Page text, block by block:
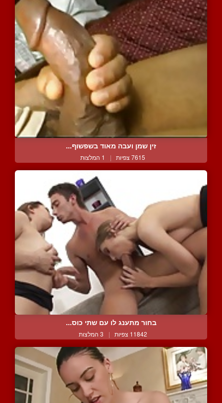
זין שמן ועבה מאוד בשפשוף...
7615 צפיות | 1 המלצות
בחור מתענג לו עם שתי כוס...
11842 צפיות | 3 המלצות